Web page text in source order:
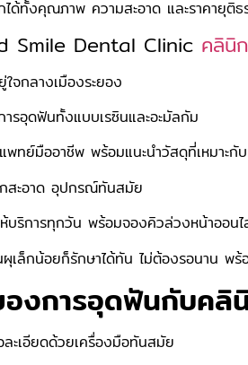
ด้ทั้งคุณภาพ ความสะอาด และราคายุติ
Smile Dental Clinic คลินิ
จกลางเมืองระยอง
ารอุดฟันทั้งแบบเรซินและอะมัลกัม
พทย์มืออาชีพ พร้อมแนะนำวัสดุที่เหมาะกั
สะอาด อุปกรณ์ทันสมัย
ห้บริการทุกวัน พร้อมจองคิวล่วงหน้าออน
เล็กน้อยก็รักษาได้ทัน ไม่ต้องรอนาน พร้
งการอุดฟันกับคลินิ
ะเอียดด้วยเครื่องมือทันสมัย